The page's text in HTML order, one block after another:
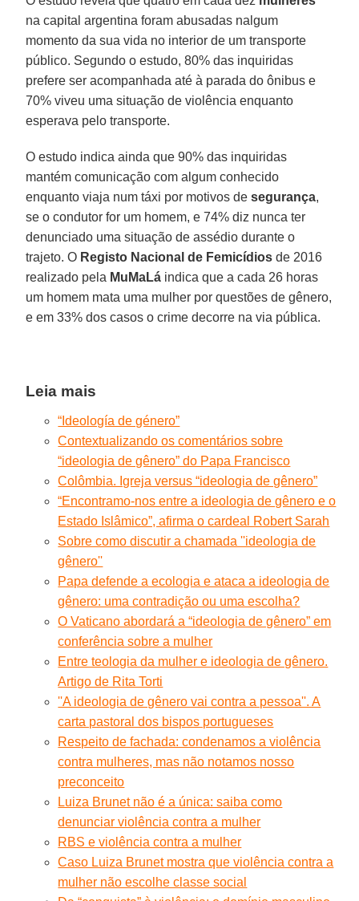
na capital argentina foram abusadas nalgum
momento da sua vida no interior de um transporte
público. Segundo o estudo, 80% das inquiridas
prefere ser acompanhada até à parada do ônibus e
70% viveu uma situação de violência enquanto
esperava pelo transporte.
O estudo indica ainda que 90% das inquiridas
mantém comunicação com algum conhecido
enquanto viaja num táxi por motivos de segurança,
se o condutor for um homem, e 74% diz nunca ter
denunciado uma situação de assédio durante o
trajeto. O Registo Nacional de Femicídios de 2016
realizado pela MuMaLá indica que a cada 26 horas
um homem mata uma mulher por questões de gênero,
e em 33% dos casos o crime decorre na via pública.
Leia mais
“Ideología de género”
Contextualizando os comentários sobre
“ideologia de gênero” do Papa Francisco
Colômbia. Igreja versus “ideologia de gênero”
“Encontramo-nos entre a ideologia de gênero e o
Estado Islâmico”, afirma o cardeal Robert Sarah
Sobre como discutir a chamada ''ideologia de
gênero''
Papa defende a ecologia e ataca a ideologia de
gênero: uma contradição ou uma escolha?
O Vaticano abordará a “ideologia de gênero” em
conferência sobre a mulher
Entre teologia da mulher e ideologia de gênero.
Artigo de Rita Torti
''A ideologia de gênero vai contra a pessoa''. A
carta pastoral dos bispos portugueses
Respeito de fachada: condenamos a violência
contra mulheres, mas não notamos nosso
preconceito
Luiza Brunet não é a única: saiba como
denunciar violência contra a mulher
RBS e violência contra a mulher
Caso Luiza Brunet mostra que violência contra a
mulher não escolhe classe social